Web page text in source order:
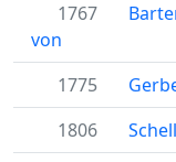
1767
von
1775
1806